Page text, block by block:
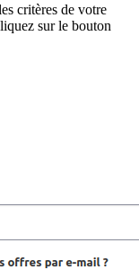
critères de votre
sur le bouton